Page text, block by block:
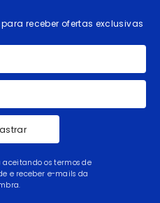
receber ofertas exclusivas
os termos de
e receber e-mails da